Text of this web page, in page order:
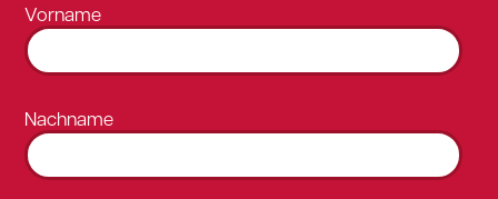
Vorname
Nachname